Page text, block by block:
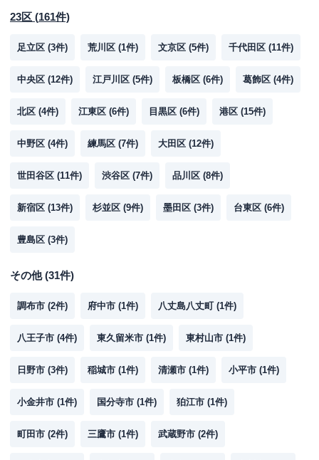
23区 (161件)
足立区 (3件) 荒川区 (1件) 文京区 (5件) 千代田区 (11件)
中央区 (12件) 江戸川区 (5件) 板橋区 (6件) 葛飾区 (4件)
北区 (4件) 江東区 (6件) 目黒区 (6件) 港区 (15件)
中野区 (4件) 練馬区 (7件) 大田区 (12件)
世田谷区 (11件) 渋谷区 (7件) 品川区 (8件)
新宿区 (13件) 杉並区 (9件) 墨田区 (3件) 台東区 (6件)
豊島区 (3件)
その他(31件)
調布市 (2件) 府中市 (1件) 八丈島八丈町 (1件)
八王子市 (4件) 東久留米市 (1件) 東村山市 (1件)
日野市 (3件) 稲城市 (1件) 清瀬市 (1件) 小平市 (1件)
小金井市 (1件) 国分寺市 (1件) 狛江市 (1件)
町田市 (2件) 三鷹市 (1件) 武蔵野市 (2件)